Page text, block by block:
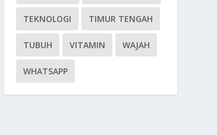
TEKNOLOGI TIMUR TENGAH
TUBUH VITAMIN WAJAH
WHATSAPP